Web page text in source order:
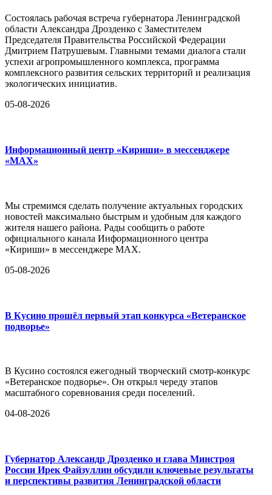
Состоялась рабочая встреча губернатора Ленинградской
области Александра Дрозденко с Заместителем
Председателя Правительства Российской Федерации
Дмитрием Патрушевым. Главными темами диалога стали
успехи агропромышленного комплекса, программа
комплексного развития сельских территорий и реализация
экологических инициатив.
05-08-2026
Информационный центр «Кириши» в мессенджере
«MAX»
Мы стремимся сделать получение актуальных городских
новостей максимально быстрым и удобным для каждого
жителя нашего района. Рады сообщить о работе
официального канала Информационного центра
«Кириши» в мессенджере MAX.
05-08-2026
В Кусино прошёл первый этап конкурса «Ветеранское
подворье»
В Кусино состоялся ежегодный творческий смотр-конкурс
«Ветеранское подворье». Он открыл череду этапов
масштабного соревнования среди поселений.
04-08-2026
Губернатор Александр Дрозденко и глава Минстроя
России Ирек Файзуллин обсудили ключевые результаты
и перспективы развития Ленинградской области